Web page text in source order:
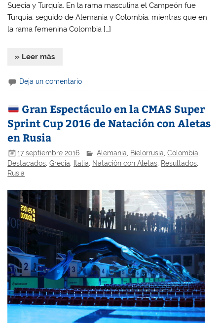
Suecia y Turquía. En la rama masculina el Campeón fue
Turquía, seguido de Alemania y Colombia, mientras que en
la rama femenina Colombia […]
» Leer más
Deja un comentario
Gran Espectáculo en la CMAS Super
Sprint Cup 2016 de Natación con Aletas
en Rusia
17 septiembre 2016 Alemania Bielorrusia ,Colombia
Destacados ,Grecia Italia Natación con Aletas Resultados
Rusia